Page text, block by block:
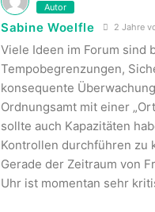
Autor
Sabine Woelfle 2 Jahre
Viele Ideen im Forum sind
Tempobegrenzungen,
konsequente
Ordnungsamt mit einer
sollte auch Kapazitäten
Kontrollen durchführen zu
Gerade der Zeitraum von
Uhr ist momentan sehr